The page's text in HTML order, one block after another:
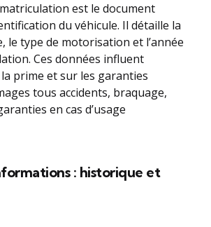
est le document
du véhicule. Il détaille la
le type de motorisation et l’année
Ces données influent
prime et sur les garanties
tous accidents, braquage,
en cas d’usage
: historique et